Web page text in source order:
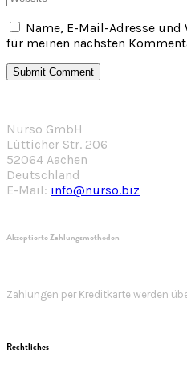
Name, E-Mail-Adresse
für meinen nächsten
Nurso GmbH
Lütticher Str. 206
52064 Aachen
Deutschland
E-Mail: info@nurso.biz
Akzeptierte Zahlungsmethoden
Zahlungen per Kreditkarte werden
Rechtliches